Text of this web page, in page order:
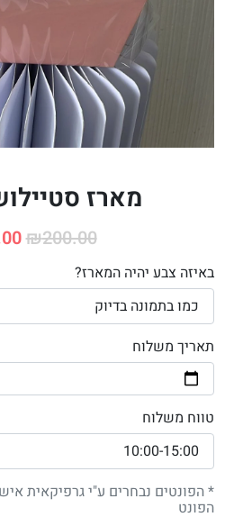
מארז
₪200.00
באיזה צבע יהיה המארז?
תאריך משלוח
טווח משלוח
* הפונטים נבחרים ע"י גרפיקאית
הפונט